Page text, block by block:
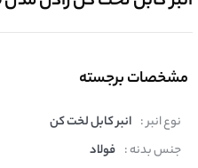
مشخصات برجسته
نوع انبر : انبر کابل لخت کن
جنس بدنه : فولاد